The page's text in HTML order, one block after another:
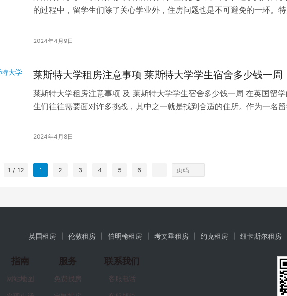
的过程中，留学生们除了关心学业外，住房问题也是不可避免的一环。特
2024年4月9日
莱斯特大学租房注意事项 莱斯特大学学生宿舍多少钱一周
莱斯特大学租房注意事项 及 莱斯特大学学生宿舍多少钱一周 在英国留学
生们往往需要面对许多挑战，其中之一就是找到合适的住所。作为一名
2024年4月8日
1 / 12 1 2 3 4 5 6
英国租房 伦敦租房 伯明翰租房 考文垂租房 约克租房 纽卡斯尔租房
指南
网站地图
服务
免费找房
联系我们
客服电话